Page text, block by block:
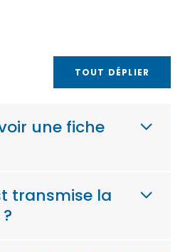
TOUT DÉPLIER
une fiche
transmise la